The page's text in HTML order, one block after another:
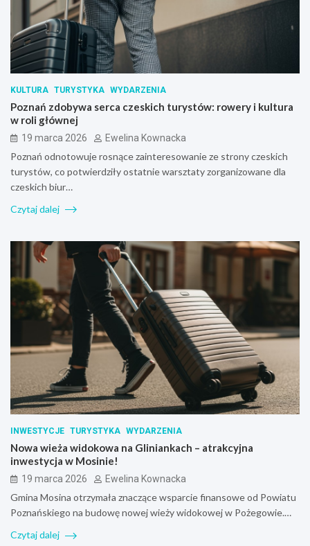
KULTURA TURYSTYKA WYDARZENIA
Poznań zdobywa serca czeskich turystów: rowery i kultura
w roli głównej
19 marca 2026 Ewelina Kownacka
Poznań odnotowuje rosnące zainteresowanie ze strony czeskich
turystów, co potwierdziły ostatnie warsztaty zorganizowane dla
czeskich biur…
Czytaj dalej
INWESTYCJE TURYSTYKA WYDARZENIA
Nowa wieża widokowa na Gliniankach – atrakcyjna
inwestycja w Mosinie!
19 marca 2026 Ewelina Kownacka
Gmina Mosina otrzymała znaczące wsparcie finansowe od Powiatu
Poznańskiego na budowę nowej wieży widokowej w Pożegowie.…
Czytaj dalej